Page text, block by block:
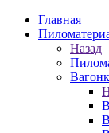
Главная
Назад